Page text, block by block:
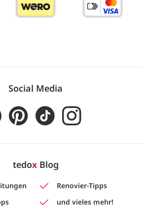
Social Media
tedoxBlog
Renovier-Tipps
und vieles mehr!